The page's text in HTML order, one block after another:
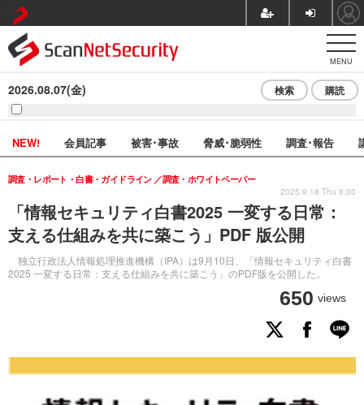
MENU
2026.08.07(金) 検索 購読
NEW! 会員記事 被害･事故 脅威･脆弱性 調査･報告
「情報セキュリティ白書2025 一変する日常：
支える仕組みを共に築こう」PDF 版公開
独立行政法人情報処理推進機構（IPA）は9月10日、「情報セキュリティ白書
2025 一変する日常：支える仕組みを共に築こう」のPDF版を公開した。
調査・レポート・白書・ガイドライン 調査・ホワイトペーパー
650 views
2025.9.18 Thu 8:00